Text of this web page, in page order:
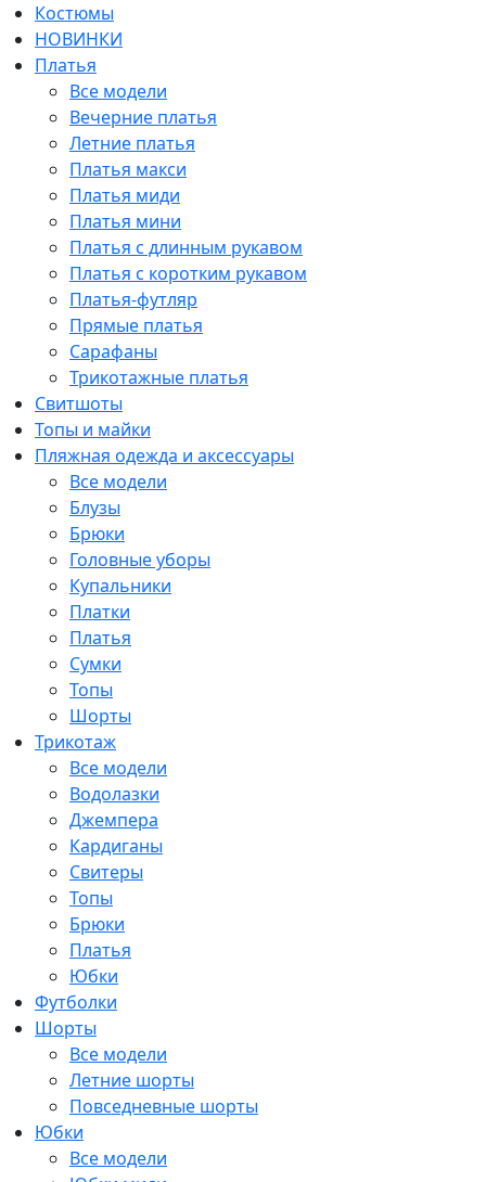
Костюмы
НОВИНКИ
Платья
Все модели
Вечерние платья
Летние платья
Платья макси
Платья миди
Платья мини
Платья с длинным рукавом
Платья с коротким рукавом
Платья-футляр
Прямые платья
Сарафаны
Трикотажные платья
Свитшоты
Топы и майки
Пляжная одежда и аксессуары
Все модели
Блузы
Брюки
Головные уборы
Купальники
Платки
Платья
Сумки
Топы
Шорты
Трикотаж
Все модели
Водолазки
Джемпера
Кардиганы
Свитеры
Топы
Брюки
Платья
Юбки
Футболки
Шорты
Все модели
Летние шорты
Повседневные шорты
Юбки
Все модели